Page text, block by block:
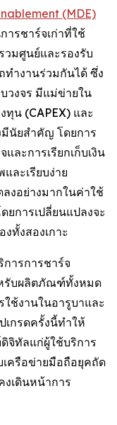
(MDE)
ารชาร์จเก่าที่ใช้
วมศูนย์และรองรับ
ทำงานร่วมกันได้ ซึ่ง
วงจร มีแม่ข่ายใน
ทุน (CAPEX) และ
มีนัยสำคัญ โดยการ
ละการเรียกเก็บเงิน
ละเรียบง่าย
ลงอย่างมากในค่าใช้
ยการเปลี่ยนแปลงจะ
ทั้งสองเกาะ
ารการชาร์จ
รับผลิตภัณฑ์ทั้งหมด
ใช้งานในอารูบาและ
เกรดครั้งนี้ทำให้
จิทัลแก่ผู้ใช้บริการ
เครือข่ายมือถือยุคถัด
เดินหน้าการ